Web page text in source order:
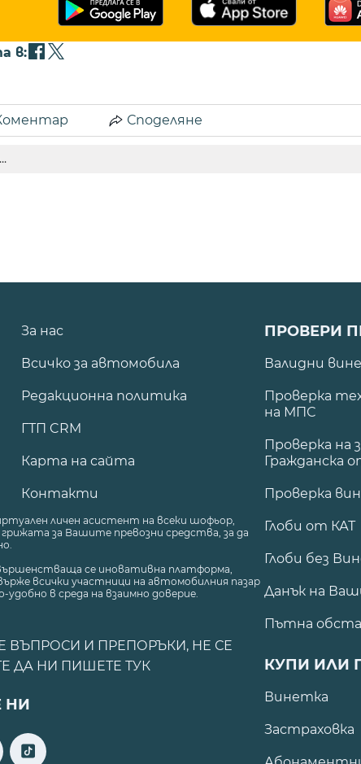
в:
Споделяне
За нас
Всичко за автомобила
Редакционна политика
ГТП CRM
Карта на сайта
Контакти
личен асистент на всеки шофьор,
за Вашите превозни средства, за да
се иновативна платформа,
всички участници на автомобилния пазар
удобно в среда на взаимно доверие.
ВЪПРОСИ И ПРЕПОРЪКИ, НЕ СЕ
ДА НИ ПИШЕТЕ ТУК
НИ
ПРОВЕРИ
Валидни
Проверка
на МПС
Проверка на
Гражданска
Проверка
Глоби от КАТ
Глоби без
Данък на
Пътна
КУПИ ИЛИ
Винетка
Застраховка